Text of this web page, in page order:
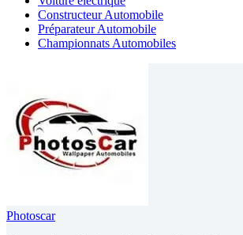
Constructeur Automobile
Préparateur Automobile
Championnats Automobiles
Photoscar